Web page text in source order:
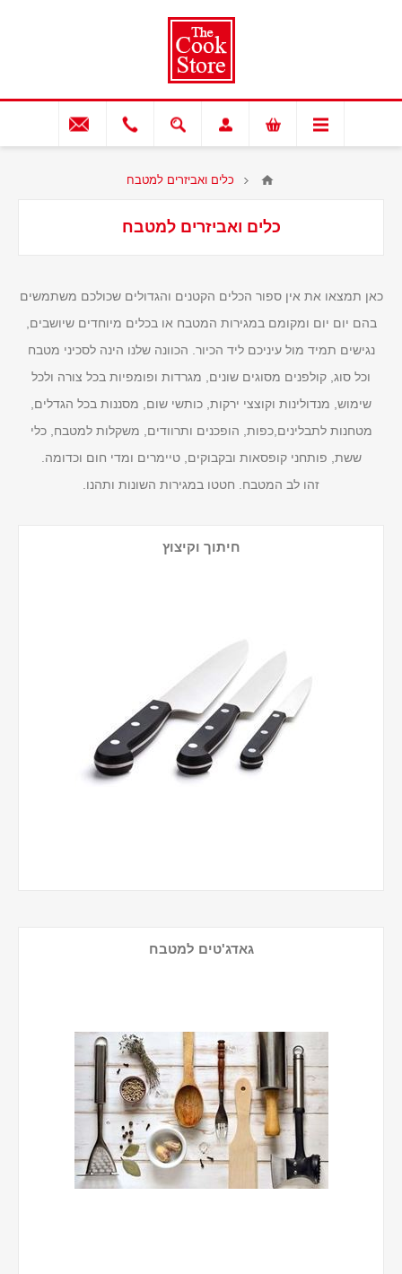
כלים ואביזרים למטבח
כלים ואביזרים למטבח
כאן תמצאו את אין ספור הכלים הקטנים והגדולים שכולכם משתמשים
בהם יום יום ומקומם במגירות המטבח או בכלים מיוחדים שיושבים,
נגישים תמיד מול עיניכם ליד הכיור. הכוונה שלנו הינה לסכיני מטבח
וכל סוג, קולפנים מסוגים שונים, מגרדות ופומפיות בכל צורה ולכל
שימוש, מנדולינות וקוצצי ירקות, כותשי שום, מסננות בכל הגדלים,
מטחנות לתבלינים,כפות, הופכנים ותרוודים, משקלות למטבח, כלי
ששת, פותחני קופסאות ובקבוקים, טיימרים ומדי חום וכדומה.
זהו לב המטבח. חטטו במגירות השונות ותהנו.
חיתוך וקיצוץ
גאדג'טים למטבח